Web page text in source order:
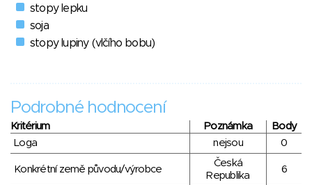
stopy lepku
soja
stopy lupiny (vlčího bobu)
Podrobné hodnocení
Kritérium Poznámka
Body
Loga
nejsou 0
Konkrétní země původu/výrobce
Česká
Republika
6